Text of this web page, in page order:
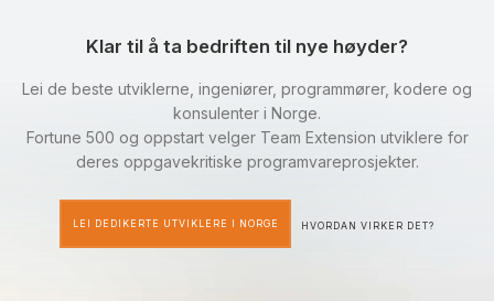
Klar til å ta bedriften til nye høyder?
Lei de beste utviklerne, ingeniører, programmører, kodere og
konsulenter i Norge.
Fortune 500 og oppstart velger Team Extension utviklere for
deres oppgavekritiske programvareprosjekter.
LEI DEDIKERTE UTVIKLERE I NORGE HVORDAN VIRKER DET?